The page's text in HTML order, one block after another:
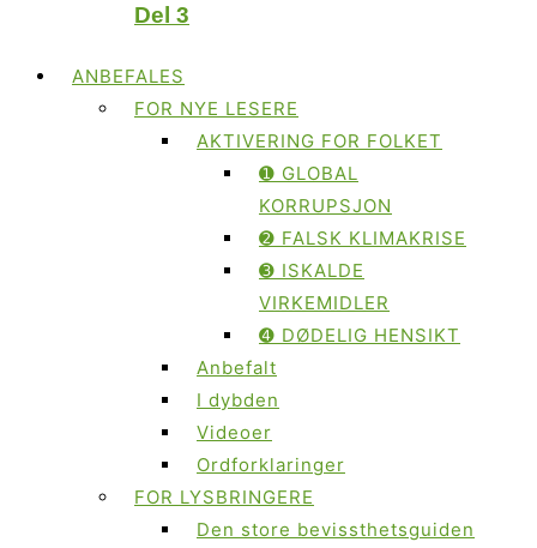
Del 3
ANBEFALES
FOR NYE LESERE
AKTIVERING FOR FOLKET
➊ GLOBAL
KORRUPSJON
➋ FALSK KLIMAKRISE
➌ ISKALDE
VIRKEMIDLER
➍ DØDELIG HENSIKT
Anbefalt
I dybden
Videoer
Ordforklaringer
FOR LYSBRINGERE
Den store bevissthetsguiden